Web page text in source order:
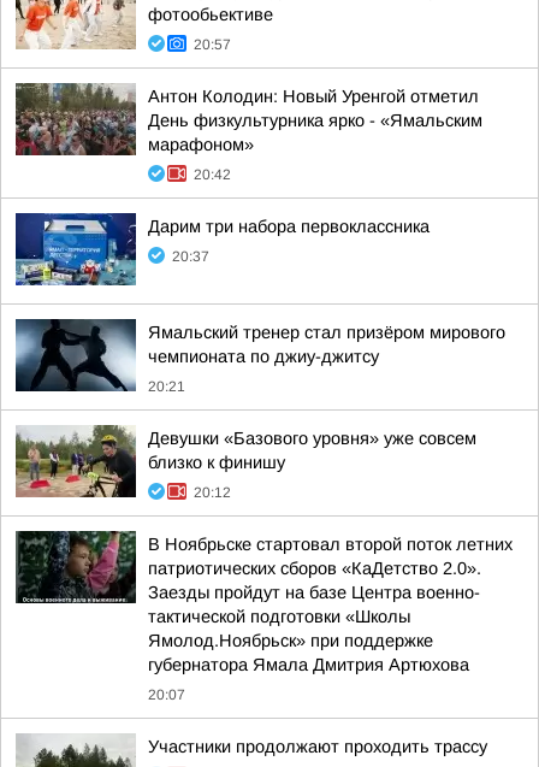
фотообьективе
20:57
Антон Колодин: Новый Уренгой отметил
День физкультурника ярко - «Ямальским
марафоном»
20:42
Дарим три набора первоклассника
20:37
Ямальский тренер стал призёром мирового
чемпионата по джиу-джитсу
20:21
Девушки «Базового уровня» уже совсем
близко к финишу
20:12
В Ноябрьске стартовал второй поток летних
патриотических сборов «КаДетство 2.0».
Заезды пройдут на базе Центра военно-
тактической подготовки «Школы
Ямолод.Ноябрьск» при поддержке
губернатора Ямала Дмитрия Артюхова
20:07
Участники продолжают проходить трассу